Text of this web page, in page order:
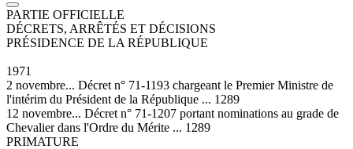
PARTIE OFFICIELLE
DÉCRETS, ARRÊTÉS ET DÉCISIONS
PRÉSIDENCE DE LA RÉPUBLIQUE
1971
2 novembre... Décret n° 71-1193 chargeant le Premier Ministre de
l'intérim du Président de la République ... 1289
12 novembre... Décret n° 71-1207 portant nominations au grade de
Chevalier dans l'Ordre du Mérite ... 1289
PRIMATURE